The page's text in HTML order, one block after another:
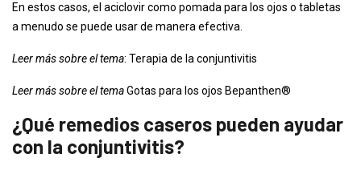
En estos casos, el aciclovir como pomada para los ojos o tabletas
a menudo se puede usar de manera efectiva.
Leer más sobre el tema: Terapia de la conjuntivitis
Leer más sobre el temaGotas para los ojos Bepanthen®
¿Qué remedios caseros pueden ayudar
con la conjuntivitis?